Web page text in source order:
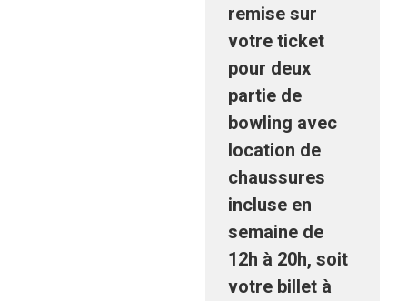
remise sur
votre ticket
pour deux
partie de
bowling avec
location de
chaussures
incluse en
semaine de
12h à 20h, soit
votre billet à